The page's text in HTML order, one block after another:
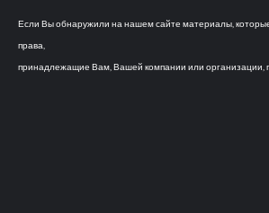
Если Вы обнаружили на нашем сайте материалы,
права,
принадлежащие Вам, Вашей компании или организации,